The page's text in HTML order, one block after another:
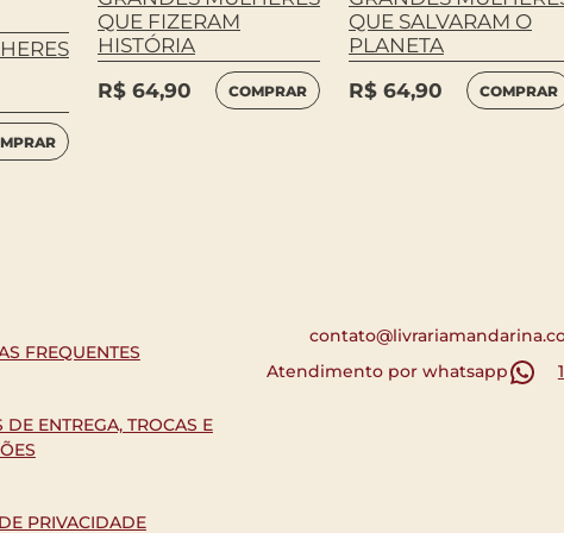
QUE FIZERAM
HISTÓRIA
R$ 64,90 COMPRAR
QUE SALVARAM O
PLANETA
R$ 64,90 COMPRAR
FREQUENTES
DE ENTREGA, TROCAS E
PRIVACIDADE
Atendimento por whatsapp